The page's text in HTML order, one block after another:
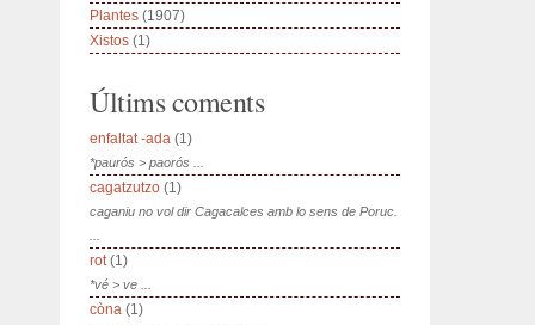
Plantes (1907)
Xistos (1)
Últims coments
enfaltat -ada (1)
*paurós > paorós ...
cagatzutzo (1)
caganiu no vol dir Cagacalces amb lo sens de Poruc.
rot(1)
*vé > ve ...
còna (1)